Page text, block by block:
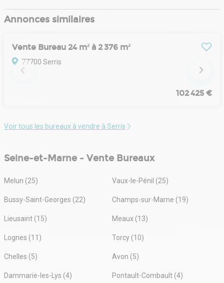
Annonces similaires
Vente Bureau 24 m² à 2 376 m²
77700 Serris
102 425 €
Voir tous les bureaux à vendre à Serris
Seine-et-Marne - Vente Bureaux
Melun (25) Vaux-le-Pénil (25)
Bussy-Saint-Georges (22) Champs-sur-Marne (19)
Lieusaint (15) Meaux (13)
Lognes (11) Torcy (10)
Chelles (5) Avon (5)
Dammarie-les-Lys (4) Pontault-Combault (4)